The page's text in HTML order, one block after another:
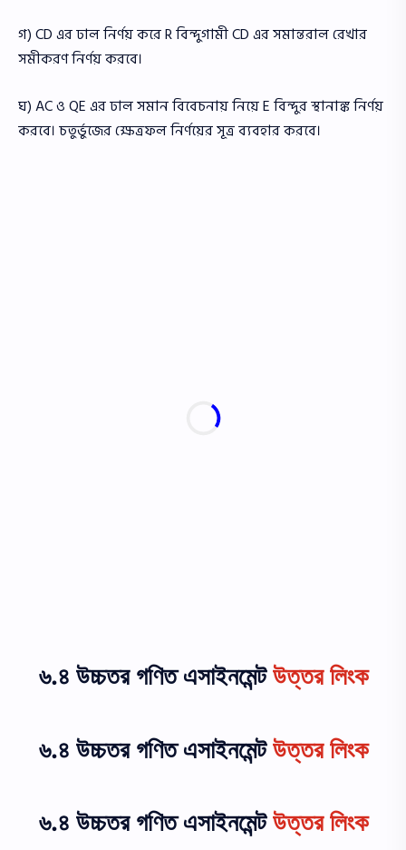
গ) CD এর ঢাল নির্ণয় করে R বিন্দুগামী CD এর সমান্তরাল রেখার
সমীকরণ নির্ণয় করবে।
ঘ) AC ও QE এর ঢাল সমান বিবেচনায় নিয়ে E বিন্দুর স্থানাঙ্ক নির্ণয়
করবে। চতুর্ভুজের ক্ষেত্রফল নির্ণয়ের সূত্র ব্যবহার করবে।
৬.৪ উচ্চতর গণিত এসাইনমেন্টউত্তর লিংক
৬.৪ উচ্চতর গণিত এসাইনমেন্টউত্তর লিংক
৬.৪ উচ্চতর গণিত এসাইনমেন্টউত্তর লিংক